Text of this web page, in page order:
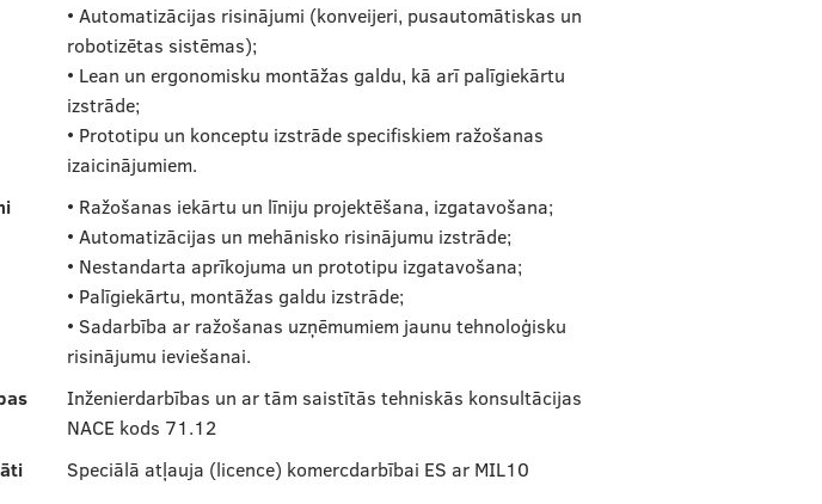
• Automatizācijas risinājumi (konveijeri, pusautomātiskas un
robotizētas sistēmas);
• Lean un ergonomisku montāžas galdu, kā arī palīgiekārtu
izstrāde;
• Prototipu un konceptu izstrāde specifiskiem ražošanas
izaicinājumiem.
• Ražošanas iekārtu un līniju projektēšana, izgatavošana;
• Automatizācijas un mehānisko risinājumu izstrāde;
• Nestandarta aprīkojuma un prototipu izgatavošana;
• Palīgiekārtu, montāžas galdu izstrāde;
• Sadarbība ar ražošanas uzņēmumiem jaunu tehnoloģisku
risinājumu ieviešanai.
Inženierdarbības un ar tām saistītās tehniskās konsultācijas
NACE kods 71.12
Speciālā atļauja (licence) komercdarbībai ES ar MIL10